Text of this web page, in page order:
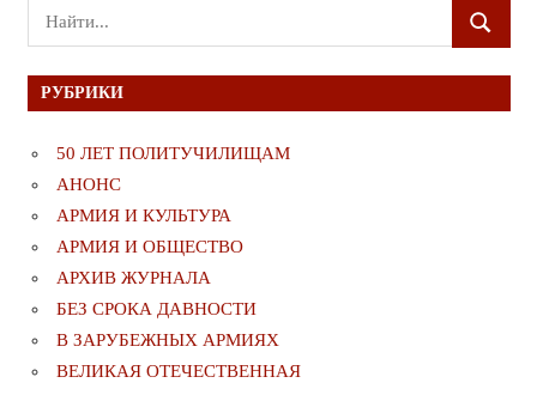
Поиск
для:
ПОИСК
РУБРИКИ
50 ЛЕТ ПОЛИТУЧИЛИЩАМ
АНОНС
АРМИЯ И КУЛЬТУРА
АРМИЯ И ОБЩЕСТВО
АРХИВ ЖУРНАЛА
БЕЗ СРОКА ДАВНОСТИ
В ЗАРУБЕЖНЫХ АРМИЯХ
ВЕЛИКАЯ ОТЕЧЕСТВЕННАЯ